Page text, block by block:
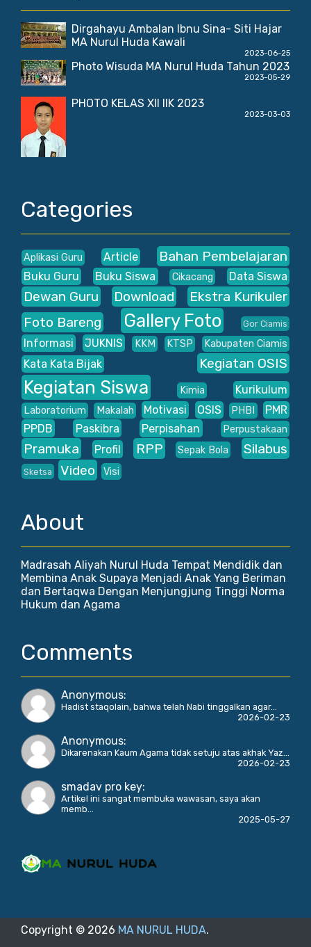
Dirgahayu Ambalan Ibnu Sina- Siti Hajar
MA Nurul Huda Kawali
2023-06-25
Photo Wisuda MA Nurul Huda Tahun 2023
2023-05-29
PHOTO KELAS XII IIK 2023
2023-03-03
Categories
Aplikasi Guru Article Bahan Pembelajaran
Buku Guru Buku Siswa Cikacang Data Siswa
Dewan Guru Download
Ekstra Kurikuler
Foto Bareng
Gallery Foto Gor Ciamis
Informasi JUKNIS KKM KTSP Kabupaten Ciamis
Kata Kata Bijak Kegiatan OSIS
Kegiatan Siswa Kimia Kurikulum
Laboratorium Makalah Motivasi OSIS PHBI
PMR
PPDB
Paskibra Perpisahan Perpustakaan
Pramuka Profil RPP Sepak Bola Silabus
Sketsa Video Visi
About
Madrasah Aliyah Nurul Huda Tempat Mendidik dan
Membina Anak Supaya Menjadi Anak Yang Beriman
dan Bertaqwa Dengan Menjungjung Tinggi Norma
Hukum dan Agama
Comments
Anonymous:
Hadist staqolain, bahwa telah Nabi tinggalkan agar...
2026-02-23
Anonymous:
Dikarenakan Kaum Agama tidak setuju atas akhak Yaz...
2026-02-23
smadav pro key:
Artikel ini sangat membuka wawasan, saya akan
memb...
2025-05-27
Copyright © 2026 MA NURUL HUDA.